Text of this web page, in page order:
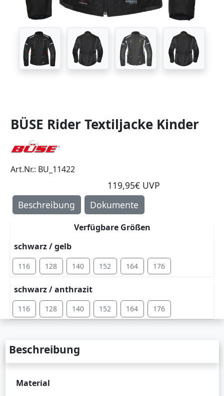
BÜSE Rider Textiljacke Kinder
Art.Nr.: BU_11422
119,95€ UVP
Beschreibung
Dokumente
Verfügbare Größen
schwarz / gelb
116 128 140 152 164 176
schwarz / anthrazit
116 128 140 152 164 176
Beschreibung
Material